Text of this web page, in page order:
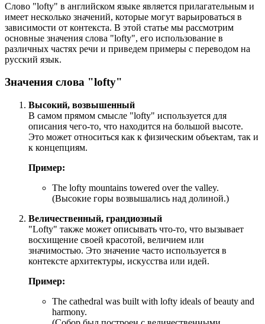
Слово "lofty" в английском языке является прилагательным и
имеет несколько значений, которые могут варьироваться в
зависимости от контекста. В этой статье мы рассмотрим
основные значения слова "lofty", его использование в
различных частях речи и приведем примеры с переводом на
русский язык.
Значения слова "lofty"
Высокий, возвышенный
В самом прямом смысле "lofty" используется для
описания чего-то, что находится на большой высоте.
Это может относиться как к физическим объектам, так и
к концепциям.
Пример:
The lofty mountains towered over the valley.
(Высокие горы возвышались над долиной.)
Величественный, грандиозный
"Lofty" также может описывать что-то, что вызывает
восхищение своей красотой, величием или
значимостью. Это значение часто используется в
контексте архитектуры, искусства или идей.
Пример:
The cathedral was built with lofty ideals of beauty and
harmony.